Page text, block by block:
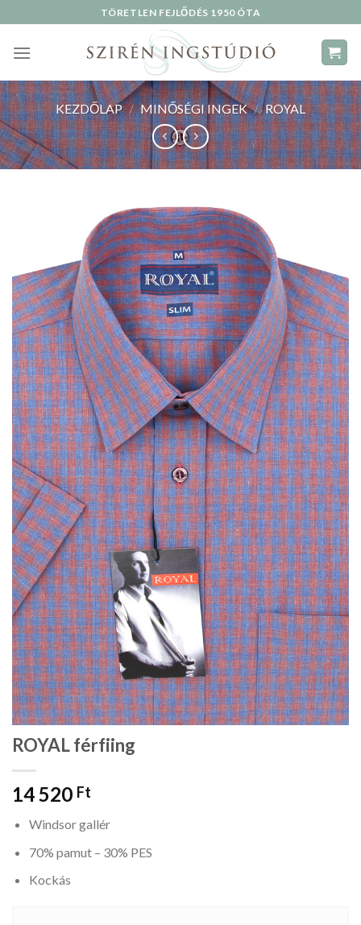
to
content
TÖRETLEN FEJLŐDÉS 1950 ÓTA
KEZDŐLAP / MINŐSÉGI INGEK / ROYAL
ROYAL férfiing
14 520 Ft
Windsor gallér
70% pamut – 30% PES
Kockás